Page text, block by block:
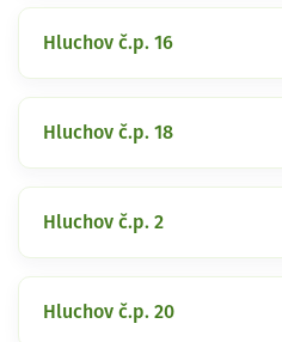
Hluchov č.p. 16
Hluchov č.p. 18
Hluchov č.p. 2
Hluchov č.p. 20